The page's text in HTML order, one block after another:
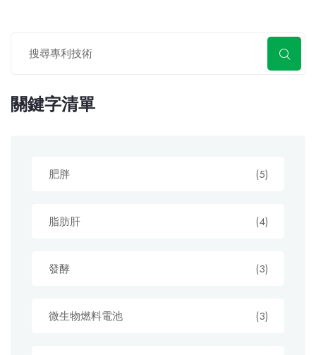
關鍵字清單
肥胖 (5)
脂肪肝 (4)
發酵 (3)
微生物燃料電池 (3)